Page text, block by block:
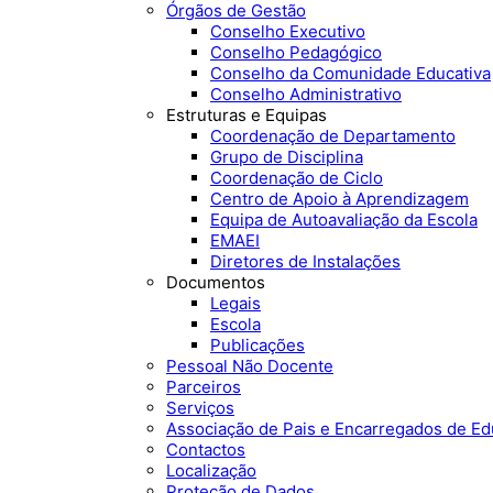
Órgãos de Gestão
Conselho Executivo
Conselho Pedagógico
Conselho da Comunidade Educativa
Conselho Administrativo
Estruturas e Equipas
Coordenação de Departamento
Grupo de Disciplina
Coordenação de Ciclo
Centro de Apoio à Aprendizagem
Equipa de Autoavaliação da Escola
EMAEI
Diretores de Instalações
Documentos
Legais
Escola
Publicações
Pessoal Não Docente
Parceiros
Serviços
Associação de Pais e Encarregados de
Contactos
Localização